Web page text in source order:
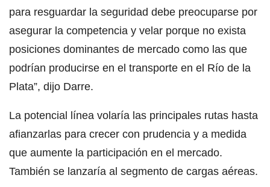
para resguardar la seguridad debe preocuparse por
asegurar la competencia y velar porque no exista
posiciones dominantes de mercado como las que
podrían producirse en el transporte en el Río de la
Plata”, dijo Darre.
La potencial línea volaría las principales rutas hasta
afianzarlas para crecer con prudencia y a medida
que aumente la participación en el mercado.
También se lanzaría al segmento de cargas aéreas.